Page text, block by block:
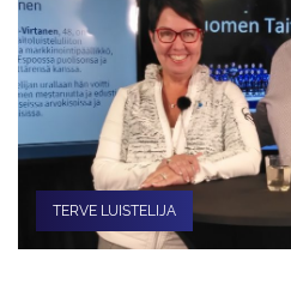
TERVE LUISTELIJA